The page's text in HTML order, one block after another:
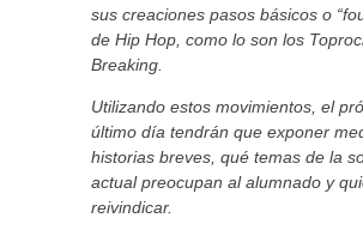
sus creaciones pasos básicos o
de Hip Hop, como lo son los
Breaking.
Utilizando estos movimientos, el
último día tendrán que exponer
historias breves, qué temas de la
actual preocupan al alumnado y
reivindicar.